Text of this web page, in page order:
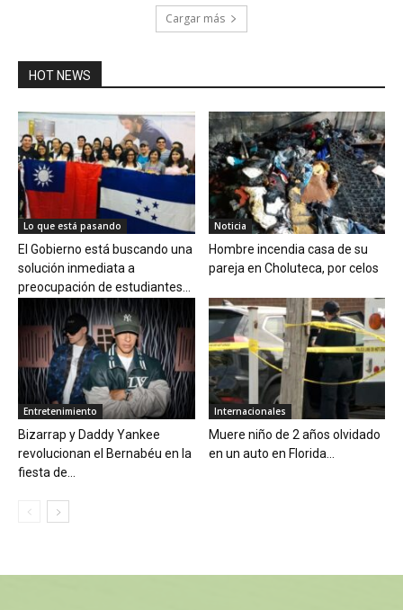
Cargar más
HOT NEWS
Lo que está pasando
El Gobierno está buscando una
solución inmediata a
preocupación de estudiantes...
Noticia
Hombre incendia casa de su
pareja en Choluteca, por celos
Entretenimiento
Bizarrap y Daddy Yankee
revolucionan el Bernabéu en la
fiesta de...
Internacionales
Muere niño de 2 años olvidado
en un auto en Florida...